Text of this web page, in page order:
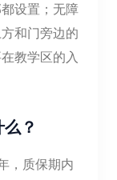
设置；无障
和门旁边的
教学区的入
？
，质保期内